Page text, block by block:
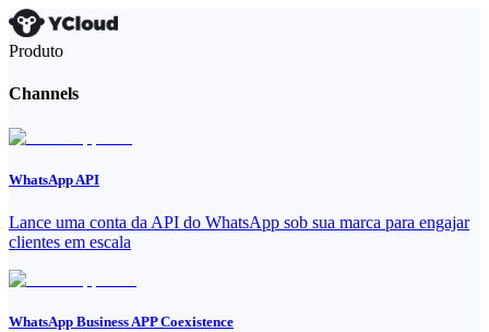
Produto
Channels
WhatsApp API
Lance uma conta da API do WhatsApp sob sua marca para engajar
clientes em escala
WhatsApp Business APP Coexistence